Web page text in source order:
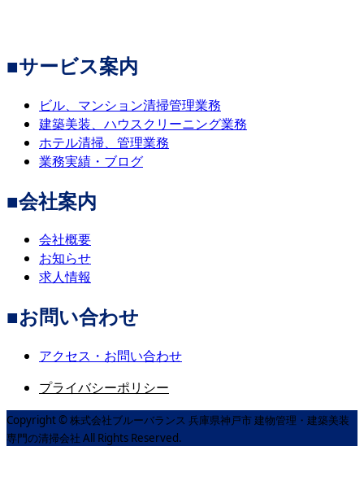
■サービス案内
ビル、マンション清掃管理業務
建築美装、ハウスクリーニング業務
ホテル清掃、管理業務
業務実績・ブログ
■会社案内
会社概要
お知らせ
求人情報
■お問い合わせ
アクセス・お問い合わせ
プライバシーポリシー
Copyright © 株式会社ブルーバランス 兵庫県神戸市 建物管理・建築美装
専門の清掃会社 All Rights Reserved.